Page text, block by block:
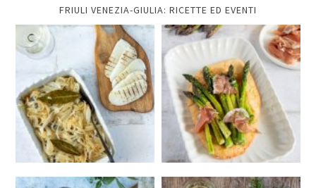
FRIULI VENEZIA-GIULIA: RICETTE ED EVENTI